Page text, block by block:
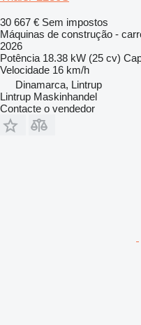
30 667 € Sem impostos
Máquinas de construção -
2026
Potência 18.38 kW (25 cv)
Velocidade 16 km/h
Dinamarca, Lintrup
Lintrup Maskinhandel
Contacte o vendedor